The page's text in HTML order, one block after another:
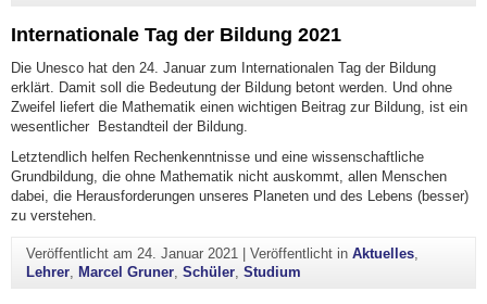
Internationale Tag der Bildung 2021
Die Unesco hat den 24. Januar zum Internationalen Tag der Bildung
erklärt. Damit soll die Bedeutung der Bildung betont werden. Und ohne
Zweifel liefert die Mathematik einen wichtigen Beitrag zur Bildung, ist ein
wesentlicher Bestandteil der Bildung.
Letztendlich helfen Rechenkenntnisse und eine wissenschaftliche
Grundbildung, die ohne Mathematik nicht auskommt, allen Menschen
dabei, die Herausforderungen unseres Planeten und des Lebens (besser)
zu verstehen.
Veröffentlicht am 24. Januar 2021| Veröffentlicht in Aktuelles,
Lehrer, Marcel Gruner, Schüler, Studium